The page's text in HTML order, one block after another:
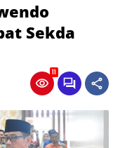
Sekda
11